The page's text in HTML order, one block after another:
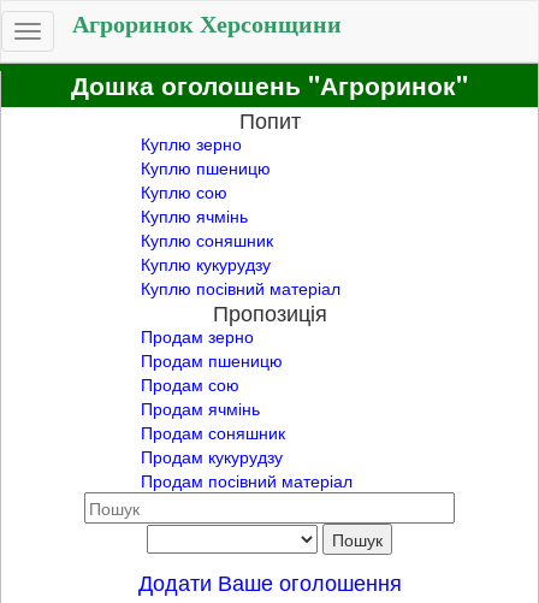
Toggle
navigation
Агроринок Херсонщини
Дошка оголошень "Агроринок"
Попит
Куплю зерно
Куплю пшеницю
Куплю сою
Куплю ячмінь
Куплю соняшник
Куплю кукурудзу
Куплю посівний матеріал
Пропозиція
Продам зерно
Продам пшеницю
Продам сою
Продам ячмінь
Продам соняшник
Продам кукурудзу
Продам посівний матеріал
Додати Ваше оголошення